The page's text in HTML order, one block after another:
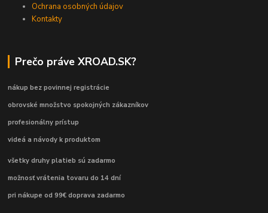
Ochrana osobných údajov
Kontakty
Prečo práve XROAD.SK?
nákup bez povinnej registrácie
obrovské množstvo spokojných zákazníkov
profesionálny prístup
videá a návody k produktom
všetky druhy platieb sú zadarmo
možnosť vrátenia tovaru do 14 dní
pri nákupe od 99€ doprava zadarmo